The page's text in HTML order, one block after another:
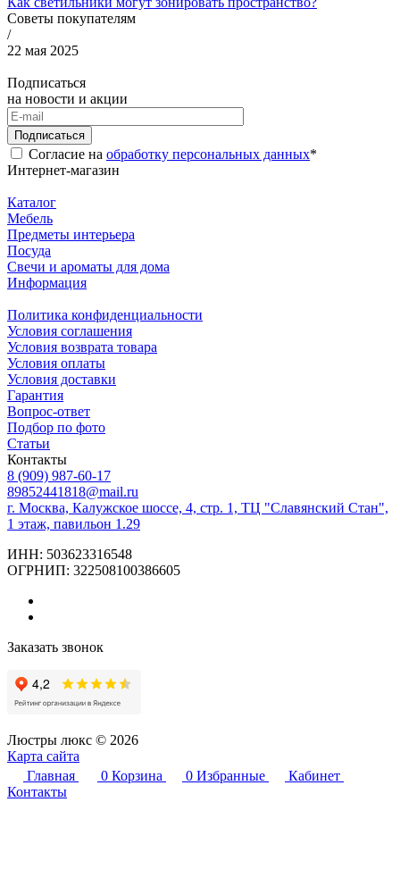
Советы покупателям
/
22 мая 2025
Подписаться
на новости и акции
Подписаться
Согласие на обработку персональных данных*
Интернет-магазин
Каталог
Мебель
Предметы интерьера
Посуда
Свечи и ароматы для дома
Информация
Политика конфиденциальности
Условия соглашения
Условия возврата товара
Условия оплаты
Условия доставки
Гарантия
Вопрос-ответ
Подбор по фото
Статьи
Контакты
8 (909) 987-60-17
89852441818@mail.ru
г. Москва, Калужское шоссе, 4, стр. 1, ТЦ "Славянский Стан",
1 этаж, павильон 1.29
ИНН: 503623316548
ОГРНИП: 322508100386605
Заказать звонок
Люстры люкс © 2026
Карта сайта
Главная
0 Корзина 0 Избранные
Кабинет
Контакты